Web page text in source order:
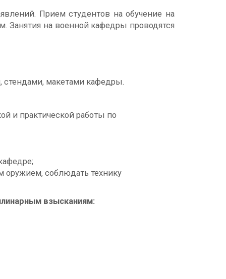
Прием студентов на обучение на
Занятия на военной кафедры проводятся
макетами кафедры.
и практической работы по
оружием, соблюдать технику
взысканиям: